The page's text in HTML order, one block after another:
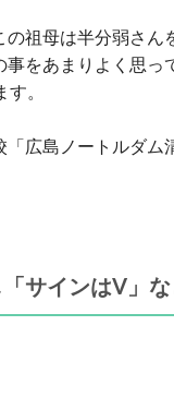
祖母は半分弱さん
をあまりよく思っ
。
広島ノートルダム
サインはV」な